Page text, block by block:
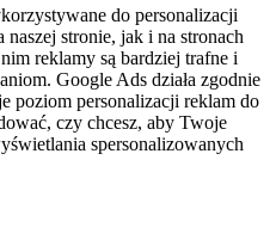
do personalizacji
stronie, jak i na stronach
reklamy są bardziej trafne i
Google Ads działa zgodnie
poziom personalizacji reklam do
czy chcesz, aby Twoje
spersonalizowanych